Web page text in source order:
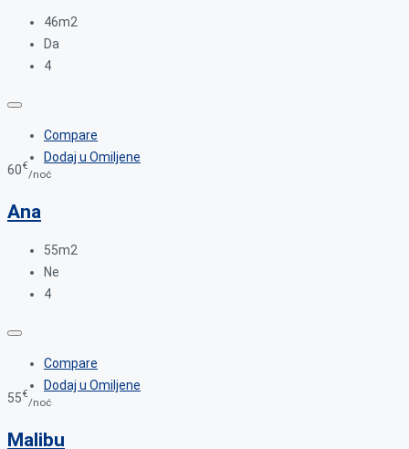
46m2
Da
4
Compare
Dodaj u Omiljene
60€
/noć
Ana
55m2
Ne
4
Compare
Dodaj u Omiljene
55€
/noć
Malibu